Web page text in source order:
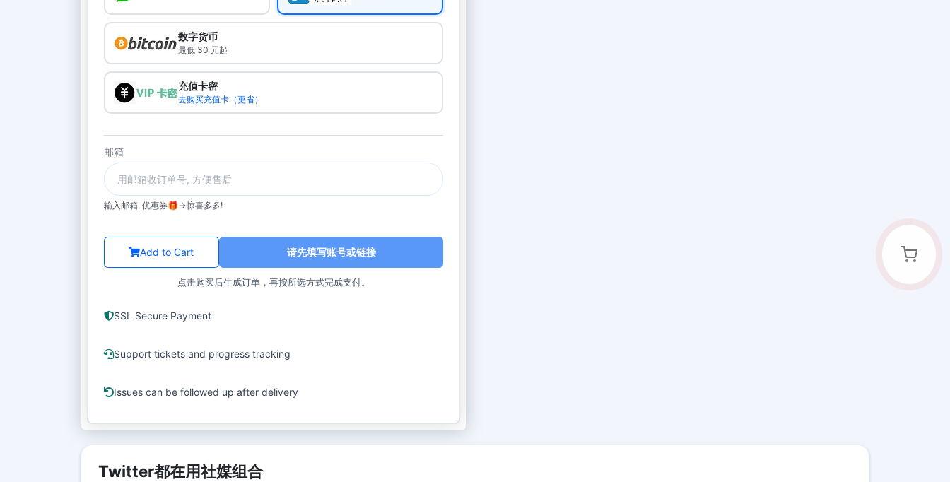
数字货币
最低 30 元起
充值卡密
去购买充值卡（更省）
邮箱
输入邮箱, 优惠券🎁->惊喜多多!
Add to Cart 请先填写账号或链接
点击购买后生成订单，再按所选方式完成支付。
SSL Secure Payment
Support tickets and progress tracking
Issues can be followed up after delivery
Twitter都在用社媒组合